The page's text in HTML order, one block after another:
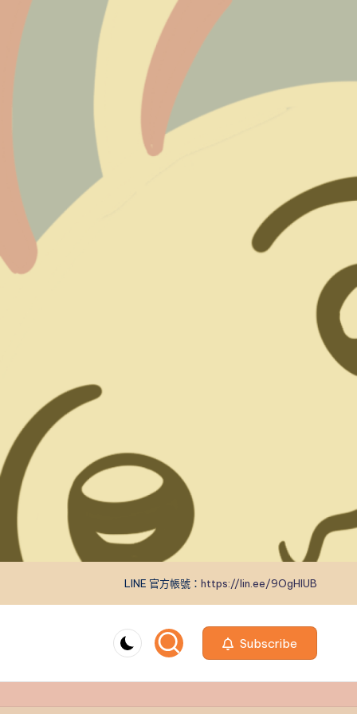
LINE 官方帳號： https://lin.ee/9OgHlUB
Subscribe